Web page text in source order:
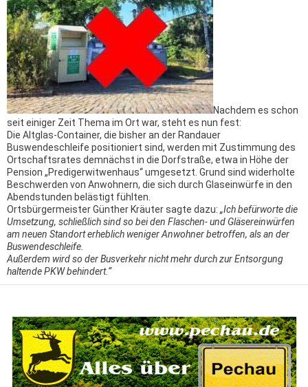
Nachdem es schon
seit einiger Zeit Thema im Ort war, steht es nun fest:
Die Altglas-Container, die bisher an der Randauer
Buswendeschleife positioniert sind, werden mit Zustimmung des
Ortschaftsrates demnächst in die Dorfstraße, etwa in Höhe der
Pension „Predigerwitwenhaus“ umgesetzt. Grund sind widerholte
Beschwerden von Anwohnern, die sich durch Glaseinwürfe in den
Abendstunden belästigt fühlten.
Ortsbürgermeister Günther Kräuter sagte dazu: „Ich befürworte die
Umsetzung, schließlich sind so bei den Flaschen- und Gläsereinwürfen
am neuen Standort erheblich weniger Anwohner betroffen, als an der
Buswendeschleife.
Außerdem wird so der Busverkehr nicht mehr durch zur Entsorgung
haltende PKW behindert.“